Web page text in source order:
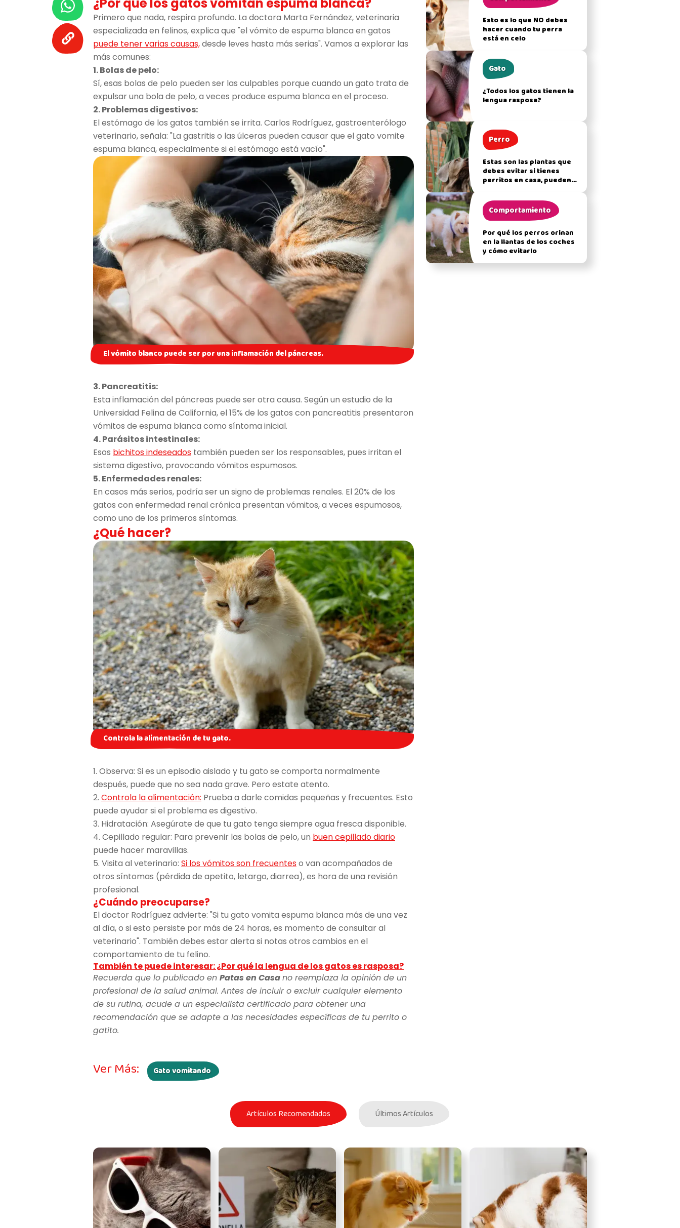
Primero que nada, respira profundo. La doctora Marta Fernández, veterinaria
especializada en felinos, explica que "el vómito de espuma blanca en gatos
puede tener varias causas,desde leves hasta más serias". Vamos a explorar las
más comunes:
1. Bolas de pelo:
Sí, esas bolas de pelo pueden ser las culpables porque cuando un gato trata de
expulsar una bola de pelo, a veces produce espuma blanca en el proceso.
2. Problemas digestivos:
El estómago de los gatos también se irrita. Carlos Rodríguez, gastroenterólogo
veterinario, señala: "La gastritis o las úlceras pueden causar que el gato vomite
espuma blanca, especialmente si el estómago está vacío".
El vómito blanco puede ser por una inflamación del páncreas.
3. Pancreatitis:
Esta inflamación del páncreas puede ser otra causa. Según un estudio de la
Universidad Felina de California, el 15% de los gatos con pancreatitis presentaron
vómitos de espuma blanca como síntoma inicial.
4. Parásitos intestinales:
Esos bichitos indeseados también pueden ser los responsables, pues irritan el
sistema digestivo, provocando vómitos espumosos.
5. Enfermedades renales:
En casos más serios, podría ser un signo de problemas renales. El 20% de los
gatos con enfermedad renal crónica presentan vómitos, a veces espumosos,
como uno de los primeros síntomas.
¿Qué hacer?
Controla la alimentación de tu gato.
1. Observa: Si es un episodio aislado y tu gato se comporta normalmente
después, puede que no sea nada grave. Pero estate atento.
2. Controla la alimentación: Prueba a darle comidas pequeñas y frecuentes. Esto
puede ayudar si el problema es digestivo.
3. Hidratación: Asegúrate de que tu gato tenga siempre agua fresca disponible.
4. Cepillado regular: Para prevenir las bolas de pelo, un buen cepillado diario
puede hacer maravillas.
5. Visita al veterinario: Si los vómitos son frecuenteso van acompañados de
otros síntomas (pérdida de apetito, letargo, diarrea), es hora de una revisión
profesional.
¿Cuándo preocuparse?
El doctor Rodríguez advierte: "Si tu gato vomita espuma blanca más de una vez
al día, o si esto persiste por más de 24 horas, es momento de consultar al
veterinario". También debes estar alerta si notas otros cambios en el
comportamiento de tu felino.
También te puede interesar: ¿Por qué la lengua de los gatos es rasposa?
Recuerda que lo publicado en Patas en Casano reemplaza la opinión de un
profesional de la salud animal. Antes de incluir o excluir cualquier elemento
de su rutina, acude a un especialista certificado para obtener una
recomendación que se adapte a las necesidades específicas de tu perrito o
gatito.
Esto es lo que NO debes
hacer cuando tu perra
está en celo
Gato
¿Todos los gatos tienen la
lengua rasposa?
Perro
Estas son las plantas que
debes evitar si tienes
perritos en casa, pueden
Comportamiento
Por qué los perros orinan
en la llantas de los coches
y cómo evitarlo
Ver Más: Gato vomitando
Artículos Recomendados Últimos Artículos